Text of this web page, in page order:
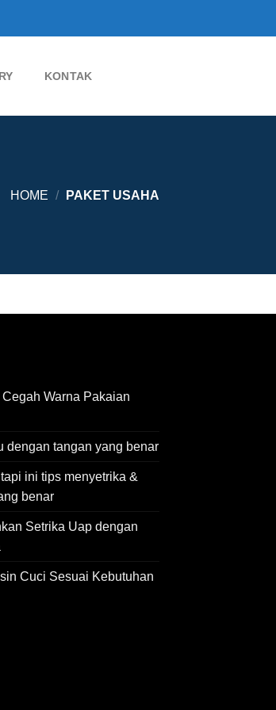
KONTAK
HOME / PAKET USAHA
Warna Pakaian
dengan tangan yang benar
ini tips menyetrika &
benar
Setrika Uap dengan
Cuci Sesuai Kebutuhan